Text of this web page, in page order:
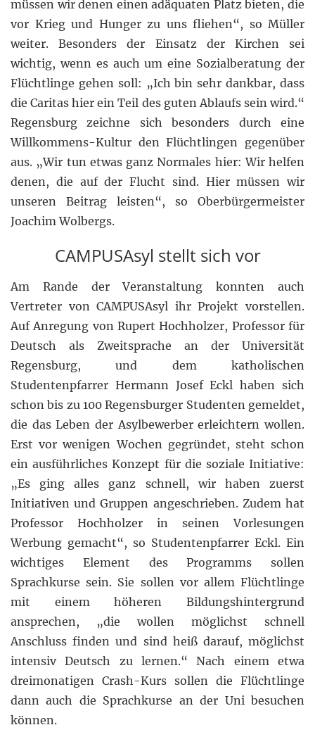
müssen wir denen einen adäquaten Platz bieten, die
vor Krieg und Hunger zu uns fliehen“, so Müller
weiter. Besonders der Einsatz der Kirchen sei
wichtig, wenn es auch um eine Sozialberatung der
Flüchtlinge gehen soll: „Ich bin sehr dankbar, dass
die Caritas hier ein Teil des guten Ablaufs sein wird.“
Regensburg zeichne sich besonders durch eine
Willkommens-Kultur den Flüchtlingen gegenüber
aus. „Wir tun etwas ganz Normales hier: Wir helfen
denen, die auf der Flucht sind. Hier müssen wir
unseren Beitrag leisten“, so Oberbürgermeister
Joachim Wolbergs.
CAMPUSAsyl stellt sich vor
Am Rande der Veranstaltung konnten auch
Vertreter von CAMPUSAsyl ihr Projekt vorstellen.
Auf Anregung von Rupert Hochholzer, Professor für
Deutsch als Zweitsprache an der Universität
Regensburg, und dem katholischen
Studentenpfarrer Hermann Josef Eckl haben sich
schon bis zu 100 Regensburger Studenten gemeldet,
die das Leben der Asylbewerber erleichtern wollen.
Erst vor wenigen Wochen gegründet, steht schon
ein ausführliches Konzept für die soziale Initiative:
„Es ging alles ganz schnell, wir haben zuerst
Initiativen und Gruppen angeschrieben. Zudem hat
Professor Hochholzer in seinen Vorlesungen
Werbung gemacht“, so Studentenpfarrer Eckl. Ein
wichtiges Element des Programms sollen
Sprachkurse sein. Sie sollen vor allem Flüchtlinge
mit einem höheren Bildungshintergrund
ansprechen, „die wollen möglichst schnell
Anschluss finden und sind heiß darauf, möglichst
intensiv Deutsch zu lernen.“ Nach einem etwa
dreimonatigen Crash-Kurs sollen die Flüchtlinge
dann auch die Sprachkurse an der Uni besuchen
können.